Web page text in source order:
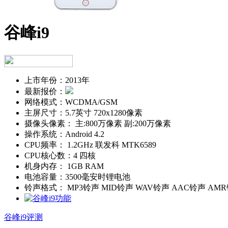
谷峰i9
上市年份： 2013年
最新报价：
网络模式： WCDMA/GSM
主屏尺寸： 5.7英寸 720x1280像素
摄像头像素：
主:800万像素 副:200万像素
操作系统： Android 4.2
CPU频率：
1.2GHz 联发科 MTK6589
CPU核心数： 4 四核
机身内存：
1GB RAM
电池容量： 3500毫安时锂电池
铃声格式：
MP3铃声 MID铃声 WAV铃声 AAC铃声
谷峰i9评测